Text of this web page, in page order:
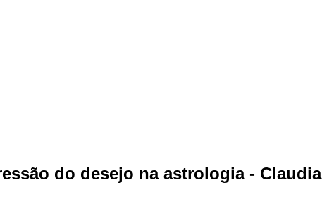
do desejo na astrologia - Claudia